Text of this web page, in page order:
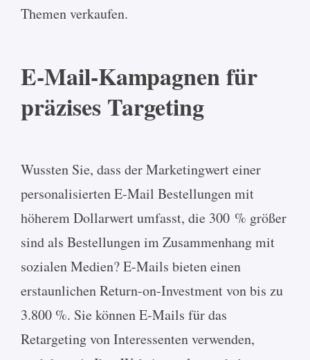
Themen verkaufen.
E-Mail-Kampagnen für
präzises Targeting
Wussten Sie, dass der Marketingwert einer
personalisierten E-Mail Bestellungen mit
höherem Dollarwert umfasst, die 300 % größer
sind als Bestellungen im Zusammenhang mit
sozialen Medien? E-Mails bieten einen
erstaunlichen Return-on-Investment von bis zu
3.800 %. Sie können E-Mails für das
Retargeting von Interessenten verwenden,